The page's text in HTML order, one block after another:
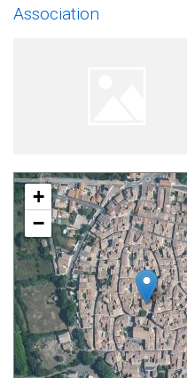
Association
+
−